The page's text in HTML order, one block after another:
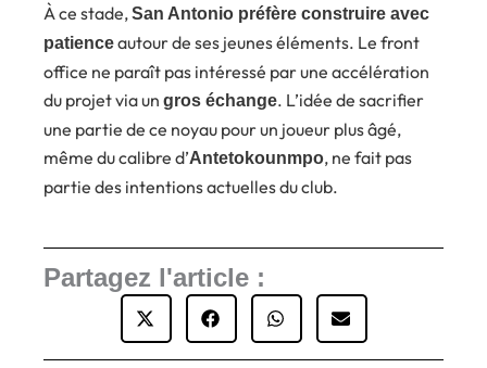
À ce stade,San Antonio préfère construire avec
patienceautour de ses jeunes éléments. Le front
office ne paraît pas intéressé par une accélération
du projet via un gros échange. L’idée de sacrifier
une partie de ce noyau pour un joueur plus âgé,
même du calibre d’Antetokounmpo, ne fait pas
partie des intentions actuelles du club.
Partagez l'article :